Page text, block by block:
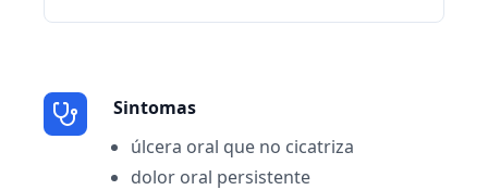
Sintomas
úlcera oral que no cicatriza
dolor oral persistente